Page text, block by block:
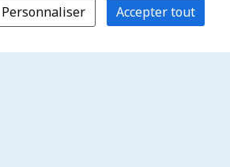
Personnaliser Accepter tout